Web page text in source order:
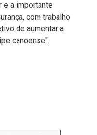
e a importante
com trabalho
de aumentar a
canoense".